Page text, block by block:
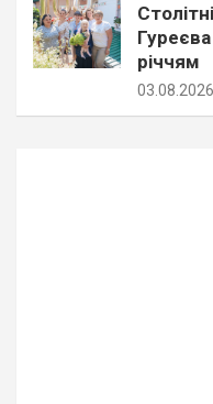
річчям
03.08.2026